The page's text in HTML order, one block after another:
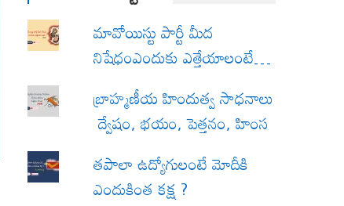
మావోయిస్టు పార్టీ మీద
నిషేధంఎందుకు ఎత్తేయాలంటే…
బ్రాహ్మణీయ హిందుత్వ సాధనాలు
ద్వేషం, భయం, పెత్తనం, హింస
త‌పాలా ఉద్యోగులంటే మోదీకి
ఎందుకింత కక్ష ?